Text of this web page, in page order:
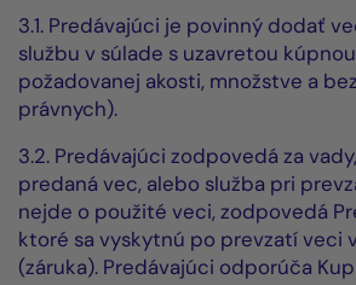
3.1. Predávajúci je povinný dodať
službu v súlade s uzavretou
požadovanej akosti, množstve a
právnych).
3.2. Predávajúci zodpovedá za
predaná vec, alebo služba pri
nejde o použité veci, zodpovedá
ktoré sa vyskytnú po prevzatí veci
(záruka). Predávajúci odporúča